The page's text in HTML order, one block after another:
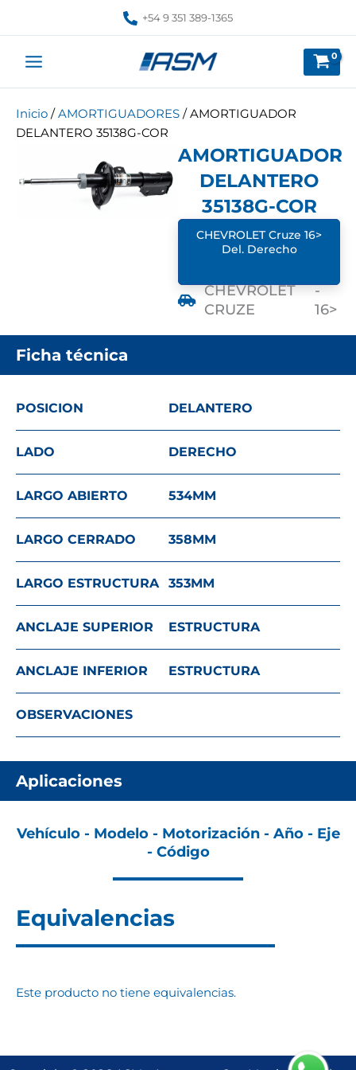
+54 9 351 389-1365
Inicio /AMORTIGUADORES / AMORTIGUADOR
DELANTERO 35138G-COR
AMORTIGUADOR
DELANTERO
35138G-COR
CHEVROLET Cruze 16>
Del. Derecho
CHEVROLET
CRUZE
-
16>
Ficha técnica
POSICION DELANTERO
LADO DERECHO
LARGO ABIERTO 534MM
LARGO CERRADO 358MM
LARGO ESTRUCTURA 353MM
ANCLAJE SUPERIOR ESTRUCTURA
ANCLAJE INFERIOR ESTRUCTURA
OBSERVACIONES
Aplicaciones
Vehículo - Modelo - Motorización - Año - Eje
- Código
Equivalencias
Este producto no tiene equivalencias.